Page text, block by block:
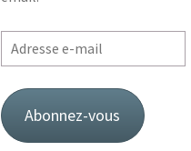
Adresse
e-
mail
Abonnez-vous